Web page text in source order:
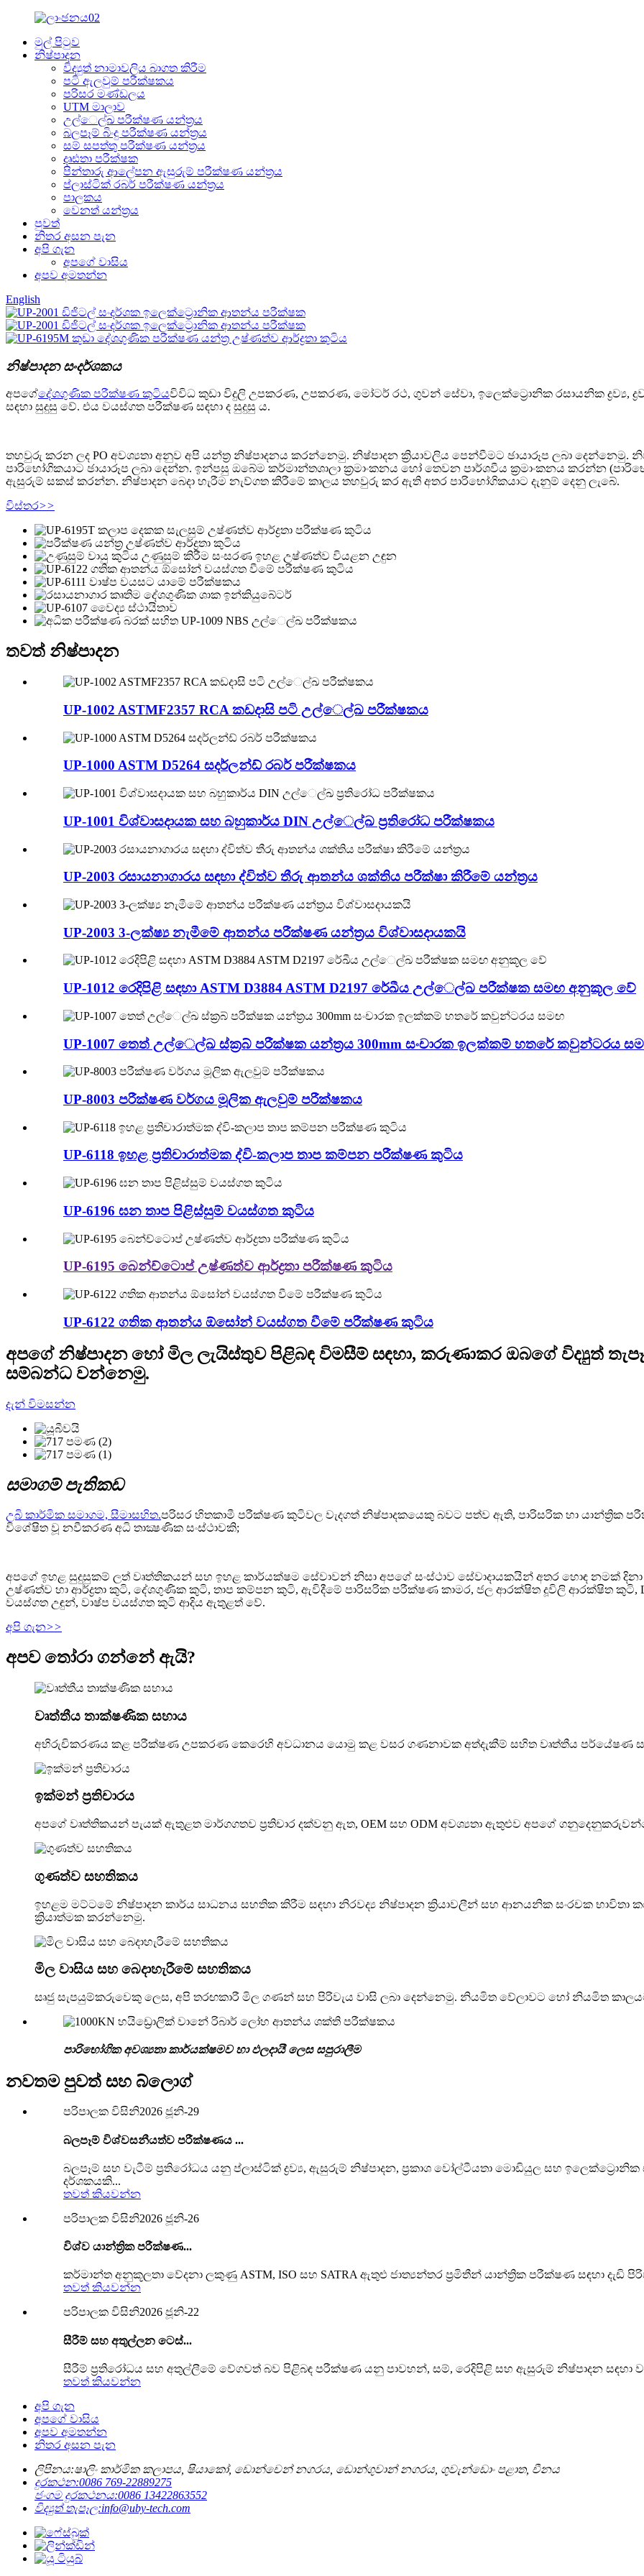
මුල් පිටුව
නිෂ්පාදන
විද්‍යුත් නාමාවලිය බාගත කිරීම
පටි ඇලවුම් පරීක්ෂකය
පරිසර මණ්ඩලය
UTM මාලාව
උල්ෙල්ඛ පරීක්ෂණ යන්ත්‍රය
බලපෑම් බිංදු පරීක්ෂණ යන්ත්‍රය
සම් සපත්තු පරීක්ෂණ යන්ත්‍රය
දෘඪතා පරීක්ෂක
පින්තාරු ආලේපන ඇසුරුම් පරීක්ෂණ යන්ත්‍රය
ප්ලාස්ටික් රබර් පරීක්ෂණ යන්ත්‍රය
පාලකය
වෙනත් යන්ත්‍රය
පුවත්
නිතර අසන පැන
අපි ගැන
අපගේ වාසිය
අපව අමතන්න
English
නිෂ්පාදන සංදර්ශකය
අපගේදේශගුණික පරීක්ෂණ කුටියවිවිධ කුඩා විදුලි උපකරණ, උපකරණ, මෝටර් රථ, ගුවන් සේවා, ඉලෙක්ට්‍රොනික රසායනික ද්‍රව්‍ය,
සඳහා සුදුසු වේ. එය වයස්ගත පරීක්ෂණ සඳහා ද සුදුසු ය.
තහවුරු කරන ලද PO අවශ්‍යතා අනුව අපි යන්ත්‍ර නිෂ්පාදනය කරන්නෙමු. නිෂ්පාදන ක්‍රියාවලිය පෙන්වීමට ඡායාරූප ලබා
පාරිභෝගිකයාට ඡායාරූප ලබා දෙන්න. ඉන්පසු ඔබේම කර්මාන්තශාලා ක්‍රමාංකනය හෝ තෙවන පාර්ශවීය ක්‍රමාංකනය කරන්න
ඇසුරුම් සකස් කරන්න. නිෂ්පාදන බෙදා හැරීම නැව්ගත කිරීමේ කාලය තහවුරු කර ඇති අතර පාරිභෝගිකයාට දැනුම් දෙනු ලැබේ.
විස්තර>>
තවත් නිෂ්පාදන
UP-1002 ASTMF2357 RCA කඩදාසි පටි උල්ෙල්ඛ පරීක්ෂකය
UP-1000 ASTM D5264 සදර්ලන්ඩ් රබර් පරීක්ෂකය
UP-1001 විශ්වාසදායක සහ බහුකාර්ය DIN උල්ෙල්ඛ ප්‍රතිරෝධ පරීක්ෂකය
UP-2003 රසායනාගාරය සඳහා ද්විත්ව තීරු ආතන්ය ශක්තිය පරීක්ෂා කිරීමේ යන්ත්‍රය
UP-2003 3-ලක්ෂ්‍ය නැමීමේ ආතන්ය පරීක්ෂණ යන්ත්‍රය විශ්වාසදායකයි
UP-1012 රෙදිපිළි සඳහා ASTM D3884 ASTM D2197 රේඛීය උල්ෙල්ඛ පරීක්ෂක සමඟ අනුකූල වේ
UP-1007 තෙත් උල්ෙල්ඛ ස්ක්‍රබ් පරීක්ෂක යන්ත්‍රය 300mm සංචාරක ඉලක්කම් හතරේ කවුන්ටරය
UP-8003 පරීක්ෂණ වර්ගය මූලික ඇලවුම් පරීක්ෂකය
UP-6118 ඉහළ ප්‍රතිචාරාත්මක ද්වි-කලාප තාප කම්පන පරීක්ෂණ කුටිය
UP-6196 ඝන තාප පිළිස්සුම් වයස්ගත කුටිය
UP-6195 බෙන්ච්ටොප් උෂ්ණත්ව ආර්ද්‍රතා පරීක්ෂණ කුටිය
UP-6122 ගතික ආතන්ය ඕසෝන් වයස්ගත වීමේ පරීක්ෂණ කුටිය
අපගේ නිෂ්පාදන හෝ මිල ලැයිස්තුව පිළිබඳ විමසීම් සඳහා, කරුණාකර ඔබගේ විද්‍යුත්
සම්බන්ධ වන්නෙමු.
දැන් විමසන්න
සමාගම් පැතිකඩ
උබි කාර්මික සමාගම, සීමාසහිත.පරිසර හිතකාමී පරීක්ෂණ කුටිවල වැදගත් නිෂ්පාදකයෙකු බවට පත්ව ඇති, පාරිසරික හා යාන්ත්‍රික
විශේෂිත වූ නවීකරණ අධි තාක්‍ෂණික සංස්ථාවකි;
අපගේ ඉහළ සුදුසුකම් ලත් වෘත්තිකයන් සහ ඉහළ කාර්යක්ෂම සේවාවන් නිසා අපගේ සංස්ථාව සේවාදායකයින් අතර හොඳ නමක්
උෂ්ණත්ව හා ආර්ද්‍රතා කුටි, දේශගුණික කුටි, තාප කම්පන කුටි, ඇවිදීමේ පාරිසරික පරීක්ෂණ කාමර, ජල ආරක්ෂිත දූවිලි ආරක්ෂිත
වයස්ගත උඳුන්, වාෂ්ප වයස්ගත කුටි ආදිය ඇතුළත් වේ.
අපි ගැන>>
අපව තෝරා ගන්නේ ඇයි?
වෘත්තීය තාක්ෂණික සහාය
අභිරුචිකරණය කළ පරීක්ෂණ උපකරණ කෙරෙහි අවධානය යොමු කළ වසර ගණනාවක අත්දැකීම් සහිත වෘත්තීය පර්යේෂණ
ඉක්මන් ප්‍රතිචාරය
අපගේ වෘත්තිකයන් පැයක් ඇතුළත මාර්ගගතව ප්‍රතිචාර දක්වනු ඇත, OEM සහ ODM අවශ්‍යතා ඇතුළුව අපගේ
ගුණත්ව සහතිකය
ඉහළම මට්ටමේ නිෂ්පාදන කාර්ය සාධනය සහතික කිරීම සඳහා නිරවද්‍ය නිෂ්පාදන ක්‍රියාවලීන් සහ ආනයනික සංරචක භාවිතා
ක්‍රියාත්මක කරන්නෙමු.
මිල වාසිය සහ බෙදාහැරීමේ සහතිකය
සෘජු සැපයුම්කරුවෙකු ලෙස, අපි තරඟකාරී මිල ගණන් සහ පිරිවැය වාසි ලබා දෙන්නෙමු. නියමිත වේලාවට හෝ නියමිත
පාරිභෝගික අවශ්‍යතා කාර්යක්ෂමව හා ඵලදායී ලෙස සපුරාලීම
නවතම පුවත් සහ බ්ලොග්
පරිපාලක විසිනි2026 ජූනි-29
බලපෑම් විශ්වසනීයත්ව පරීක්ෂණය ...
බලපෑම් සහ වැටීම් ප්‍රතිරෝධය යනු ප්ලාස්ටික් ද්‍රව්‍ය, ඇසුරුම් නිෂ්පාදන, ප්‍රකාශ වෝල්ටීයතා මොඩියුල සහ
දර්ශකයකි...
තවත් කියවන්න
පරිපාලක විසිනි2026 ජූනි-26
විශ්ව යාන්ත්‍රික පරීක්ෂණ...
කර්මාන්ත අනුකූලතා වේදනා ලකුණු ASTM, ISO සහ SATRA ඇතුළු ජාත්‍යන්තර ප්‍රමිතීන් යාන්ත්‍රික පරීක්ෂණ සඳහා දැඩි
තවත් කියවන්න
පරිපාලක විසිනි2026 ජූනි-22
සීරීම් සහ අතුල්ලන ටෙස්...
සීරීම් ප්‍රතිරෝධය සහ අතුල්ලීමේ වේගවත් බව පිළිබඳ පරීක්ෂණ යනු පාවහන්, සම්, රෙදිපිළි සහ ඇසුරුම් නිෂ්පාදන
තවත් කියවන්න
අපි ගැන
අපගේ වාසිය
අපව අමතන්න
නිතර අසන පැන
ලිපිනය:ෂාලිං කාර්මික කලාපය, ෂියාකෝ, ඩොන්චෙන් නගරය, ඩොන්ගුවාන් නගරය, ගුවැන්ඩොං පළාත, චීනය
දුරකථන:0086 769-22889275
ජංගම දුරකථනය:0086 13422863552
විද්‍යුත් තැපෑල:info@uby-tech.com